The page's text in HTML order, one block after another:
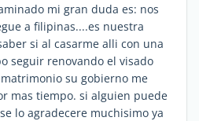
mi gran duda es: nos
a filipinas....es nuestra
si al casarme alli con una
seguir renovando el visado
su gobierno me
mas tiempo. si alguien puede
lo agradecere muchisimo ya